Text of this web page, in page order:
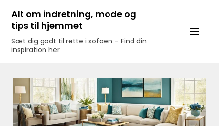
content
Alt om indretning, mode og
tips til hjemmet
Sæt dig godt til rette i sofaen – Find din
inspiration her